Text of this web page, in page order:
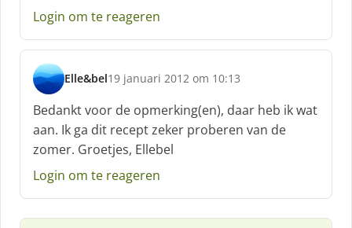
Login om te reageren
Elle&bel
s
c
h
r
e
e
:
19 januari 2012 om 10:13
Bedankt voor de opmerking(en), daar heb ik wat
aan. Ik ga dit recept zeker proberen van de
zomer. Groetjes, Ellebel
Login om te reageren